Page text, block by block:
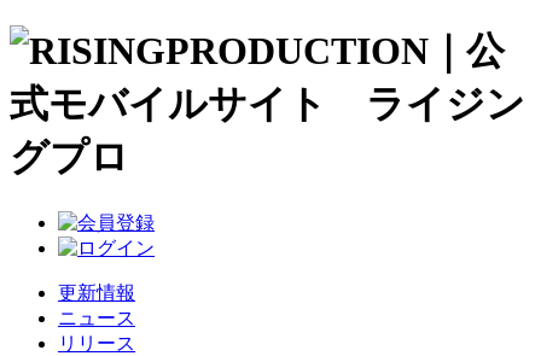
更新情報
ニュース
リリース